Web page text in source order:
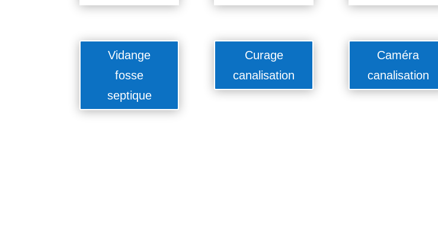
Vidange
fosse
septique
Curage
canalisation
Caméra
canalisation